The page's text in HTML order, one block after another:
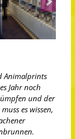
Animalprints
Jahr noch
und der
es wissen,